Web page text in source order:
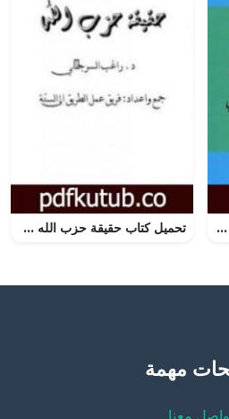
تحميل كتاب الدولة والدين في الاجتماع العربي والإسلامي PDF تأليف عبد الإله بلقزيز مجانا [كامل] تحميل كتاب حقيقة حزب الله PDF تأليف راغب السرجاني مجانا [كامل]
مهمة